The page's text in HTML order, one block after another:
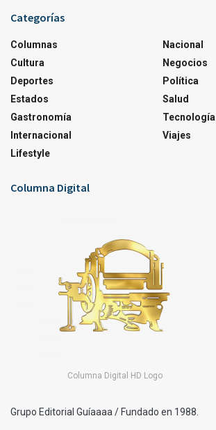
Categorías
Columnas
Cultura
Deportes
Estados
Gastronomía
Internacional
Lifestyle
Nacional
Negocios
Política
Salud
Tecnología
Viajes
Columna Digital
Columna Digital HD Logo
Grupo Editorial Guíaaaa / Fundado en 1988.